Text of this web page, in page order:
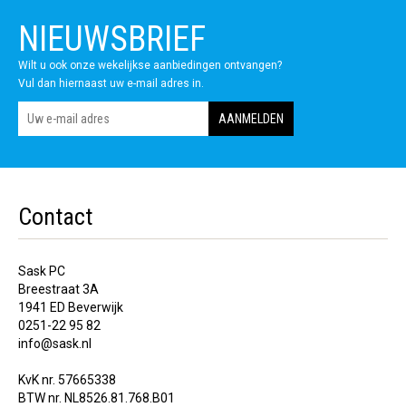
NIEUWSBRIEF
Wilt u ook onze wekelijkse aanbiedingen ontvangen?
Vul dan hiernaast uw e-mail adres in.
Contact
Sask PC
Breestraat 3A
1941 ED Beverwijk
0251-22 95 82
info@sask.nl
KvK nr. 57665338
BTW nr. NL8526.81.768.B01